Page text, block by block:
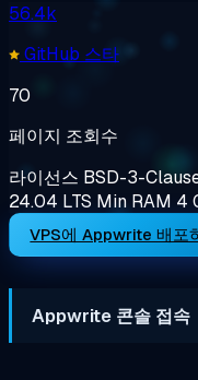
56.4k
GitHub 스타
70
페이지 조회수
라이선스 BSD-3-
24.04 LTS Min RAM 4
VPS에 Appwrite 배포
Appwrite 콘솔 접속